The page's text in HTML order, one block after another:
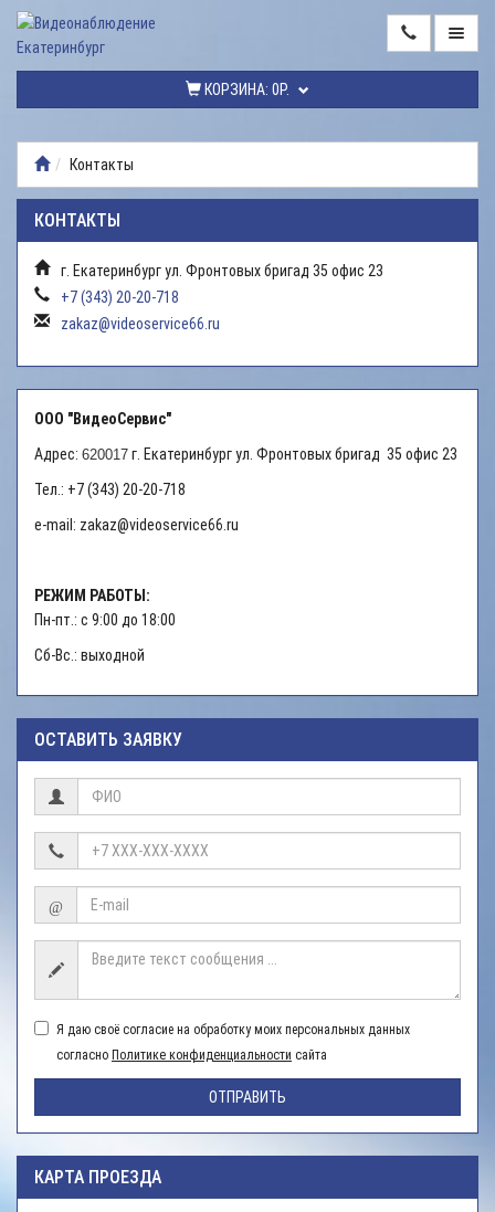
КОРЗИНА: 0Р.
ТОВАРОВ
МОНТАЖ
ВИДЕОНАБЛЮДЕНИЯ
РЕМОНТ
ВИДЕОНАБЛЮДЕНИЯ
УСЛУГИ
ДОСТАВКА
НАШИ
Контакты
КОНТАКТЫ
г. Екатеринбург ул. Фронтовых бригад 35 офис 23
+7 (343) 20-20-718
zakaz@videoservice66.ru
ООО "ВидеоСервис"
Адрес: 620017 г. Екатеринбург ул. Фронтовых бригад 35 офис 23
Тел.: +7 (343) 20-20-718
e-mail: zakaz@videoservice66.ru
РЕЖИМ РАБОТЫ:
Пн-пт.: с 9:00 до 18:00
Сб-Вс.: выходной
ОСТАВИТЬ ЗАЯВКУ
@
Я даю своё согласие на обработку моих персональных данных
согласно Политике конфиденциальности сайта
ОТПРАВИТЬ
КАРТА ПРОЕЗДА